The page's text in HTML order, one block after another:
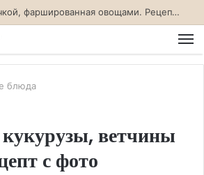
Скумбрия лодочкой, фаршированная овощами. Рецепт с фото
блюда
ветчины
с фото